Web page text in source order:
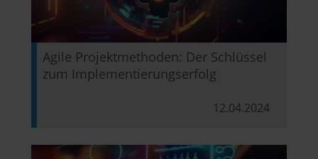
Agile Projektmethoden: Der Schlüssel
zum Implementierungserfolg
12.04.2024